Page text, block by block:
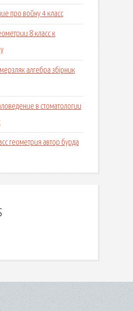
про войну 4 класс
8 класс к
алгебра збірник
в стоматологии
геометрия автор бурда